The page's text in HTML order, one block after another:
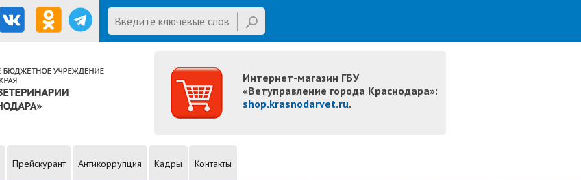
First name
Введите ключевые слова для
поиска
Интернет-магазин ГБУ
«Ветуправление города Краснодара»:
shop.krasnodarvet.ru.
Прейскурант Антикоррупция Кадры Контакты